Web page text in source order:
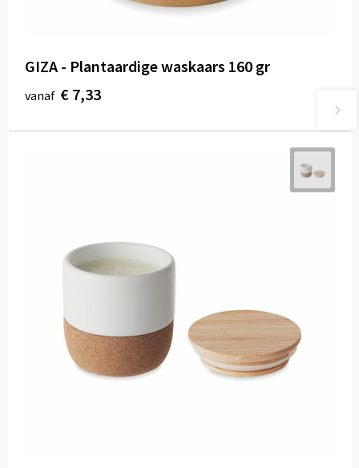
GIZA - Plantaardige waskaars 160 gr
vanaf € 7,33